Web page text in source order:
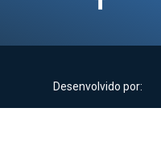
Desenvolvido por: